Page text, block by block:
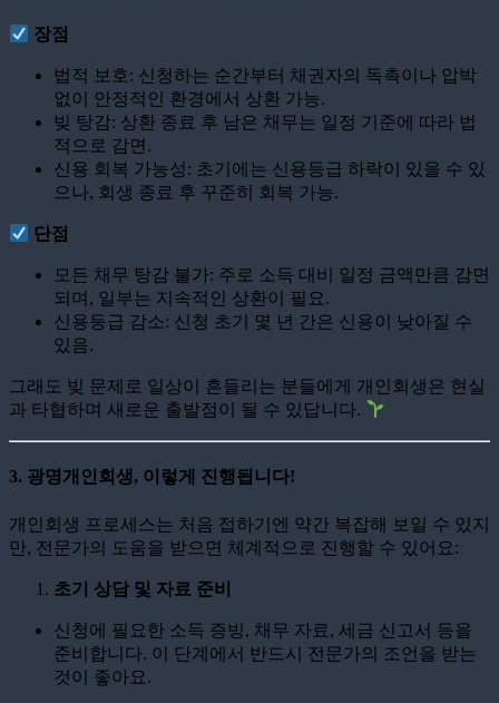
장점
법적 보호: 신청하는 순간부터 채권자의 독촉이나 압박
없이 안정적인 환경에서 상환 가능.
빚 탕감: 상환 종료 후 남은 채무는 일정 기준에 따라 법
적으로 감면.
신용 회복 가능성: 초기에는 신용등급 하락이 있을 수 있
으나, 회생 종료 후 꾸준히 회복 가능.
단점
모든 채무 탕감 불가: 주로 소득 대비 일정 금액만큼 감면
되며, 일부는 지속적인 상환이 필요.
신용등급 감소: 신청 초기 몇 년 간은 신용이 낮아질 수
있음.
그래도 빚 문제로 일상이 흔들리는 분들에게 개인회생은 현실
과 타협하며 새로운 출발점이 될 수 있답니다.
3. 광명개인회생, 이렇게 진행됩니다!
개인회생 프로세스는 처음 접하기엔 약간 복잡해 보일 수 있지
만, 전문가의 도움을 받으면 체계적으로 진행할 수 있어요:
초기 상담 및 자료 준비
신청에 필요한 소득 증빙, 채무 자료, 세금 신고서 등을
준비합니다. 이 단계에서 반드시 전문가의 조언을 받는
것이 좋아요.